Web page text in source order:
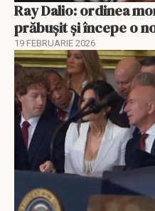
Ray Dalio: ordinea
prăbușit și începe o
19 FEBRUARIE 2026